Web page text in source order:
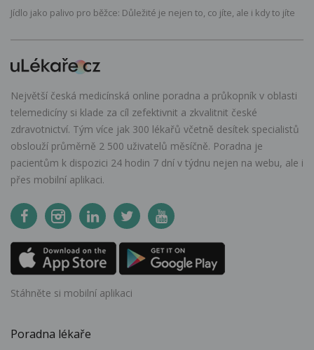
Jídlo jako palivo pro běžce: Důležité je nejen to, co jíte, ale i kdy to jíte
Největší česká medicínská online poradna a průkopník v oblasti
telemedicíny si klade za cíl zefektivnit a zkvalitnit české
zdravotnictví. Tým více jak 300 lékařů včetně desítek specialistů
obslouží průměrně 2 500 uživatelů měsíčně. Poradna je
pacientům k dispozici 24 hodin 7 dní v týdnu nejen na webu, ale i
přes mobilní aplikaci.
Stáhněte si mobilní aplikaci
Poradna lékaře